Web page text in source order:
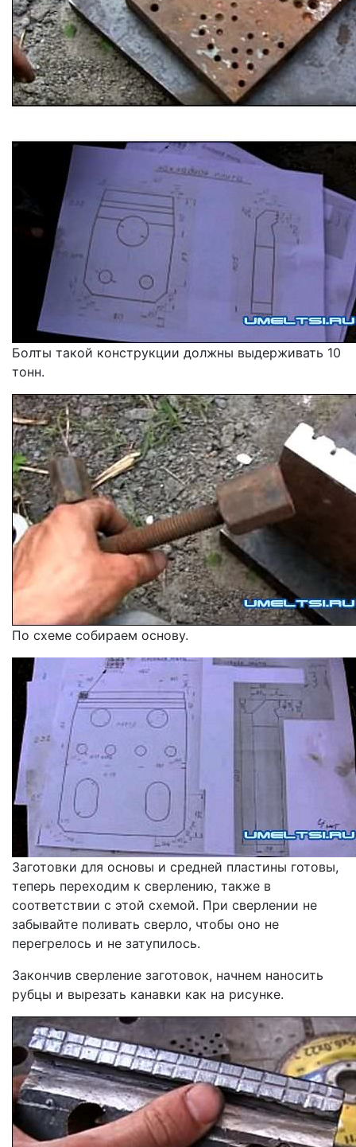
Болты такой конструкции должны выдерживать 10
тонн.
По схеме собираем основу.
Заготовки для основы и средней пластины готовы,
теперь переходим к сверлению, также в
соответствии с этой схемой. При сверлении не
забывайте поливать сверло, чтобы оно не
перегрелось и не затупилось.
Закончив сверление заготовок, начнем наносить
рубцы и вырезать канавки как на рисунке.